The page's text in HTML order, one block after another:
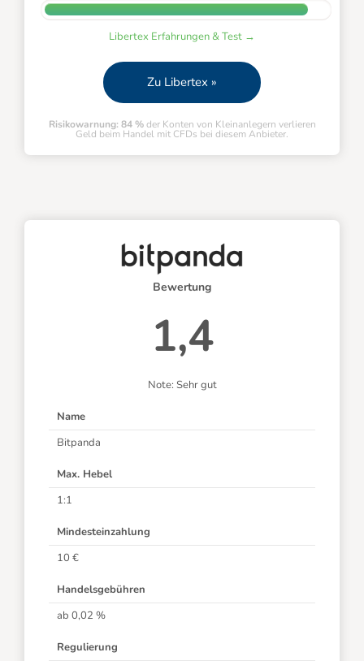
Libertex Erfahrungen & Test →
Zu Libertex »
Risikowarnung: 84 %der Konten von Kleinanlegern verlieren
Geld beim Handel mit CFDs bei diesem Anbieter.
Bewertung
1,4
Note: Sehr gut
Name
Bitpanda
Max. Hebel
1:1
Mindesteinzahlung
10 €
Handelsgebühren
ab 0,02 %
Regulierung